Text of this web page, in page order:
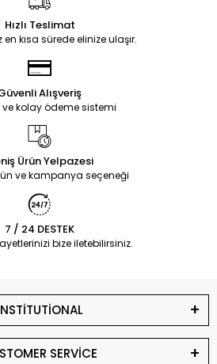
Hızlı Teslimat
kısa sürede elinize ulaşır.
Alışveriş
ve kolay ödeme sistemi
Ürün Yelpazesi
ve kampanya seçeneği
7 / 24 DESTEK
bize iletebilirsiniz.
SERVİCE